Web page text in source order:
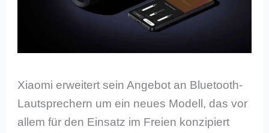
Xiaomi erweitert sein Angebot an Bluetooth-
Lautsprechern um ein neues Modell, das vor
allem für den Einsatz im Freien konzipiert